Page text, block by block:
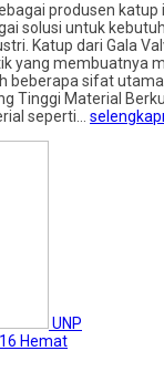
produsen katup
solusi untuk
Katup dari Gala
yang membuatnya
beberapa sifat
Tinggi Material
seperti…
UNP
Hemat